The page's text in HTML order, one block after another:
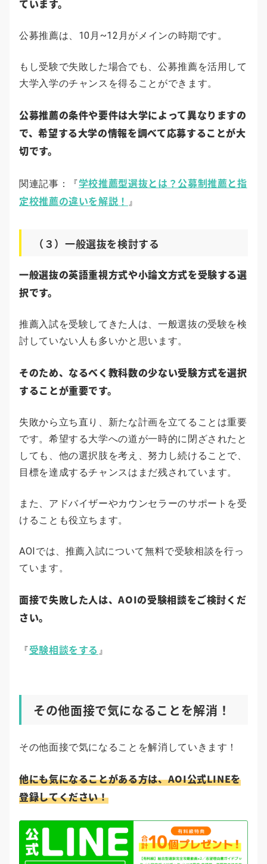
ています。
公募推薦は、10月~12月がメインの時期です。
もし受験で失敗した場合でも、公募推薦を活用して
大学入学のチャンスを得ることができます。
公募推薦の条件や要件は大学によって異なりますの
で、希望する大学の情報を調べて応募することが大
切です。
関連記事：『学校推薦型選抜とは？公募制推薦と指
定校推薦の違いを解説！ 』
（３）一般選抜を検討する
一般選抜の英語重視方式や小論文方式を受験する選
択です。
推薦入試を受験してきた人は、一般選抜の受験を検
討していない人も多いかと思います。
そのため、なるべく教科数の少ない受験方式を選択
することが重要です。
失敗から立ち直り、新たな計画を立てることは重要
です。希望する大学への道が一時的に閉ざされたと
しても、他の選択肢を考え、努力し続けることで、
目標を達成するチャンスはまだ残されています。
また、アドバイザーやカウンセラーのサポートを受
けることも役立ちます。
AOIでは、推薦入試について無料で受験相談を行っ
ています。
面接で失敗した人は、AOIの受験相談をご検討くだ
さい。
『受験相談をする 』
その他面接で気になることを解消！
その他面接で気になることを解消していきます！
他にも気になることがある方は、AOI公式LINEを
登録してください！